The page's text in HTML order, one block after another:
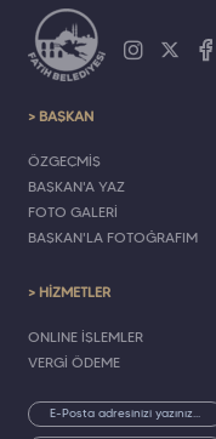
> BAŞKAN
ÖZGEÇMİŞ
BAŞKAN'A YAZ
FOTO GALERİ
BAŞKAN'LA FOTOĞRAFIM
> HİZMETLER
ONLINE İŞLEMLER
VERGİ ÖDEME